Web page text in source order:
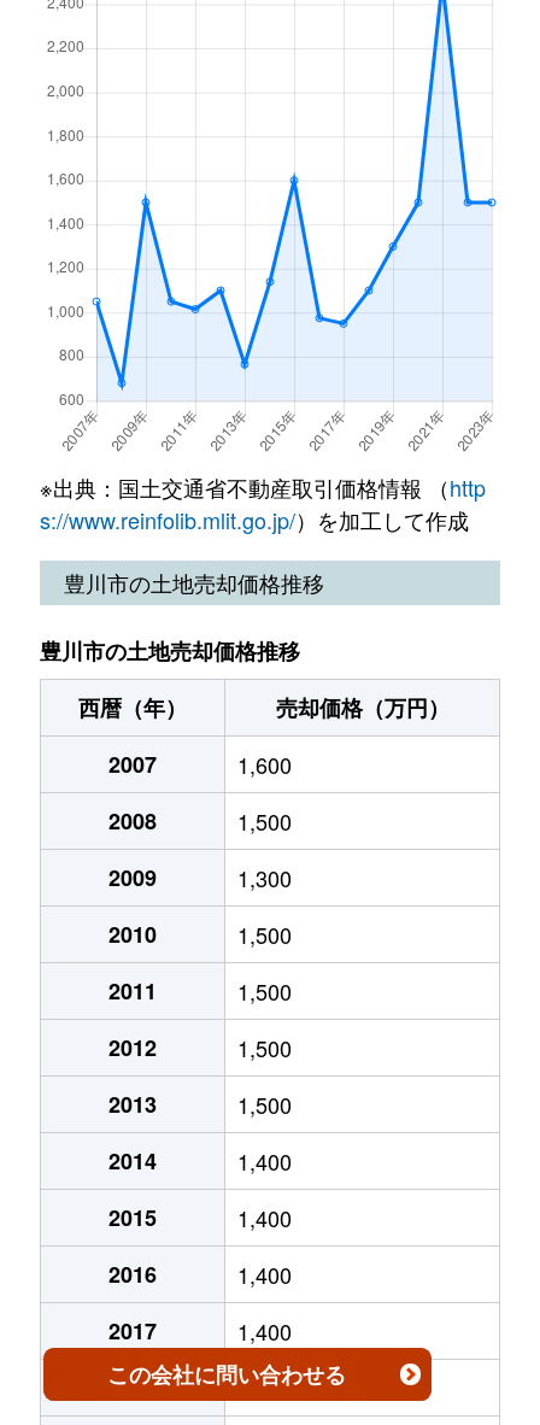
大崎町
2,100万円 諏訪町
徒歩45分
徒歩29分
大崎町
徒歩28分
大崎町
2,200万円
大崎町
260万円 豊川(愛知)
大崎町
880万円
大橋町
3,000万円 三河一宮
徒歩24分
小田渕町
500万円 小田渕
徒歩4分
小田渕町
1,300万円 小田渕
徒歩6分
小田渕町
1,300万円 小田渕
金沢町
530万円 三河一宮
徒歩45分
金沢町
830万円 三河一宮
徒歩45分
金屋元町
金屋元町
2,600万円
川花町
4,300万円
川花町
9,500万円
川花町
1,100万円
久保町
1,900万円
久保町
300万円
久保町
1,600万円
久保町
1,600万円
久保町
1,600万円 国府(愛知)
小田渕町
金沢町
金屋本町
行明町
2,200万円 牛久保
徒歩
久保町
4,800万円 国府(愛知)
久保町
5,900万円 国府(愛知)
小坂井町
小坂井町
1,400万円 小坂井
徒歩4
小坂井町
3,400万円 小坂井
徒歩2
小坂井町
2,300万円 小坂井
徒歩4
御油町
1,100万円 御油
徒歩
御油町
590万円 御油
徒歩9
御油町
1,000万円 御油
徒歩7
御油町
550万円 御油
徒歩8
御油町
1,300万円 御油
徒歩
三蔵子町
2,400万円 豊川(愛知)
徒歩
三蔵子町
3,200万円 豊川(愛知)
徒歩
三蔵子町
6,000万円 豊川(愛知)
徒歩
三蔵子町
2,400万円 豊川(愛知)
徒歩
三蔵子町
2,300万円 豊川(愛知)
徒歩
篠束町
3,500万円 小坂井
徒歩
篠束町
3,600万円 小坂井
徒歩
篠束町
2,000万円 小坂井
徒歩
篠束町
2,200万円 小坂井
徒歩
※出典：国土交通省不動産取引価格情報 （http
s://www.reinfolib.mlit.go.jp/）を加工して作成
豊川市の土地売却価格推移
豊川市の土地売却価格推移
西暦（年）
売却価格（万円）
2007
1,600
2008
1,500
2009
1,300
2010
1,500
2011
1,500
2012
1,500
2013
1,500
2014
1,400
2015
1,400
2016
1,400
2017
1,400
2018
1,400
この会社に問い合わせる